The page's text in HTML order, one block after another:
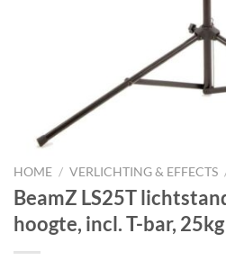
HOME / VERLICHTING & EFFECTS
BeamZ LS25T
hoogte, incl. T-bar, 25kg